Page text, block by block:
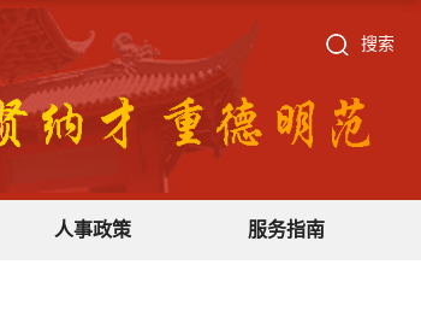
搜索
人事政策 服务指南